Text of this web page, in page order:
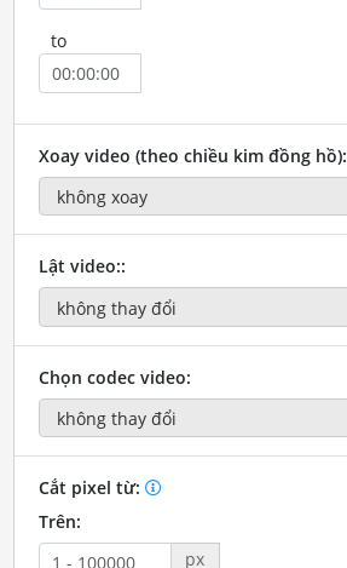
to
Xoay video (theo chiều kim đồng hồ):
Lật video::
Chọn codec video:
Cắt pixel từ:
Trên:
px